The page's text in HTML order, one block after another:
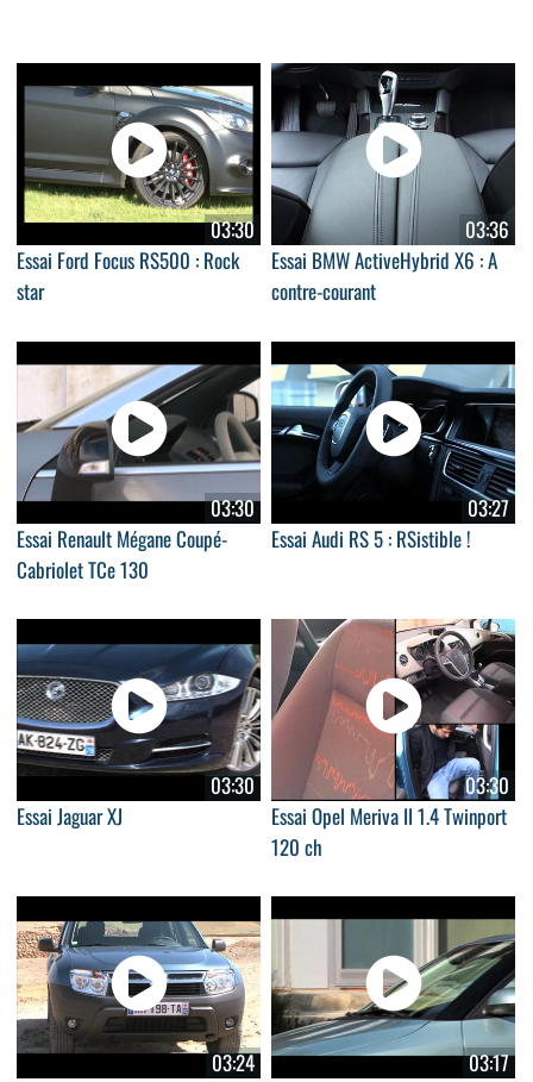
03:30
Essai Ford Focus RS500 : Rock
star
03:36
Essai BMW ActiveHybrid X6 : A
contre-courant
03:30
Essai Renault Mégane Coupé-
Cabriolet TCe 130
03:27
Essai Audi RS 5 : RSistible !
03:30
Essai Jaguar XJ
03:30
Essai Opel Meriva II 1.4 Twinport
120 ch
03:24
03:17